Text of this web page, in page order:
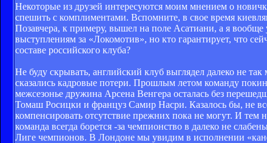
Некоторые из друзей интересуются моим мнением о
спешить с комплиментами. Вспомните, в свое время
Позавчера, к примеру, вышел на поле Асатиани, а я
выступлениям за «Локомотив», но кто гарантирует, что
составе российского клуба?
Не буду скрывать, английский клуб выглядел далеко не
сказались кадровые потери. Прошлым летом команду
межсезонье дружина Арсена Венгера осталась без
Томаш Росицки и француз Самир Насри. Казалось бы, не
компенсировать отсутствие прежних пока не могут. И
команда всегда борется -за чемпионство в далеко не
Лиге чемпионов. В Лондоне мы увидим в исполнении